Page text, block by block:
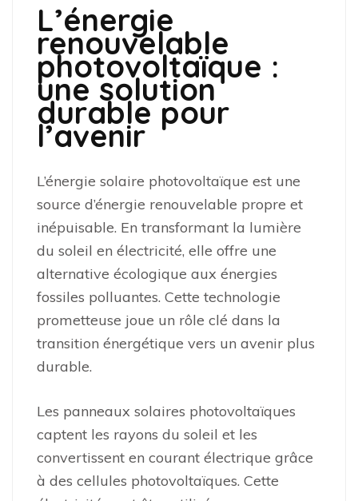
L’énergie
renouvelable
photovoltaïque :
une solution
durable pour
l’avenir
L’énergie solaire photovoltaïque est une
source d’énergie renouvelable propre et
inépuisable. En transformant la lumière
du soleil en électricité, elle offre une
alternative écologique aux énergies
fossiles polluantes. Cette technologie
prometteuse joue un rôle clé dans la
transition énergétique vers un avenir plus
durable.
Les panneaux solaires photovoltaïques
captent les rayons du soleil et les
convertissent en courant électrique grâce
à des cellules photovoltaïques. Cette